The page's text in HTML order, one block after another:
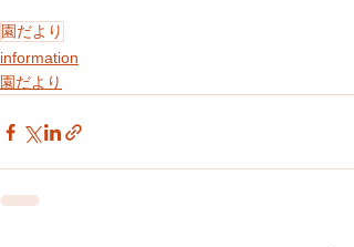
園だより
information
園だより